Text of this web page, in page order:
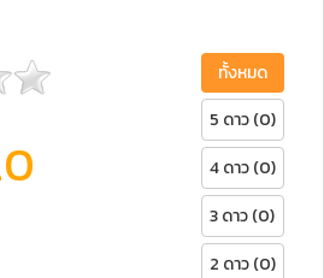
ทั้งหมด
5 ดาว (0)
4 ดาว (0)
3 ดาว (0)
2 ดาว (0)